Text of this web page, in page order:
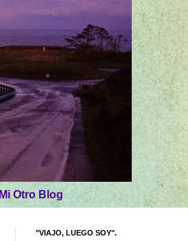
Mi Otro Blog
"VIAJO, LUEGO SOY".